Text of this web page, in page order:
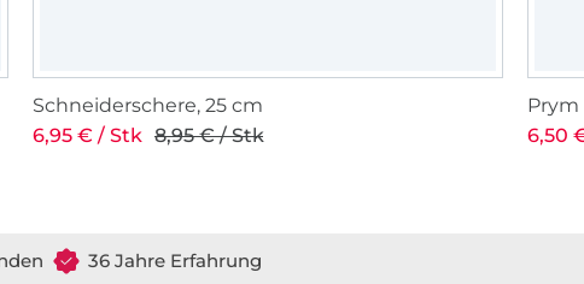
Schneiderschere, 25 cm
6,95 € / Stk 8,95 € / Stk
Prym
6,50
36 Jahre Erfahrung